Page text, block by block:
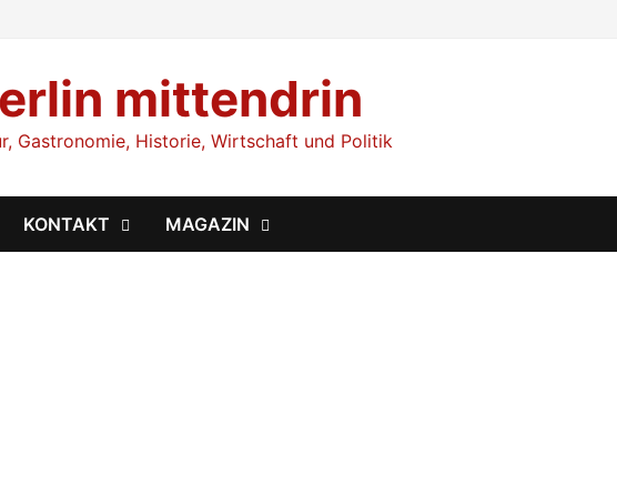
mittendrin
Gastronomie, Historie, Wirtschaft und Politik
KONTAKT MAGAZIN